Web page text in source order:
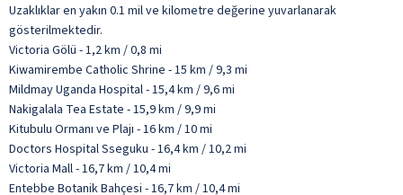
Uzaklıklar en yakın 0.1 mil ve kilometre değerine yuvarlanarak
gösterilmektedir.
Victoria Gölü - 1,2 km / 0,8 mi
Kiwamirembe Catholic Shrine - 15 km / 9,3 mi
Mildmay Uganda Hospital - 15,4 km / 9,6 mi
Nakigalala Tea Estate - 15,9 km / 9,9 mi
Kitubulu Ormanı ve Plajı - 16 km / 10 mi
Doctors Hospital Sseguku - 16,4 km / 10,2 mi
Victoria Mall - 16,7 km / 10,4 mi
Entebbe Botanik Bahçesi - 16,7 km / 10,4 mi